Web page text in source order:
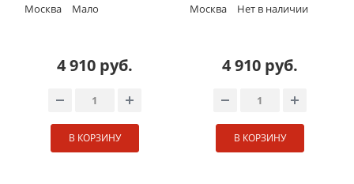
Москва Мало
4 910 руб.
В КОРЗИНУ
Москва Нет в наличии
4 910 руб.
В КОРЗИНУ